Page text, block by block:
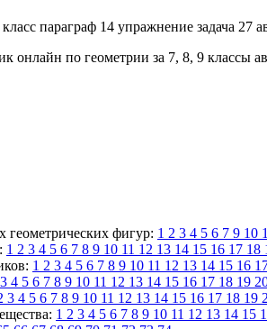
онлайн по геометрии за 7, 8, 9 классы
геометрических фигур: 1 2 3 4 5 6 7 9 10
1 2 3 4 5 6 7 8 9 10 11 12 13 14 15 16 17 18
1 2 3 4 5 6 7 8 9 10 11 12 13 14 15 16
3 4 5 6 7 8 9 10 11 12 13 14 15 16 17 18 19
3 4 5 6 7 8 9 10 11 12 13 14 15 16 17 18 19
1 2 3 4 5 6 7 8 9 10 11 12 13 14 15